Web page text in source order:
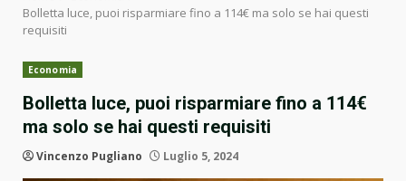
Bolletta luce, puoi risparmiare fino a 114€ ma solo se hai questi
requisiti
Economia
Bolletta luce, puoi risparmiare fino a 114€
ma solo se hai questi requisiti
Vincenzo Pugliano Luglio 5, 2024